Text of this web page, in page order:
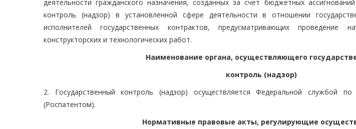
деятельности гражданского назначения, созданных за счет бюджетных
контроль (надзор) в установленной сфере деятельности в отношении
исполнителей государственных контрактов, предусматривающих проведение
конструкторских и технологических работ.
Наименование органа, осуществляющего
контроль (надзор)
2. Государственный контроль (надзор) осуществляется Федеральной службой по
(Роспатентом).
Нормативные правовые акты, регулирующие